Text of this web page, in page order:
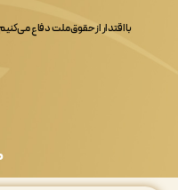
همه ما در قبال حفاظت از محیط